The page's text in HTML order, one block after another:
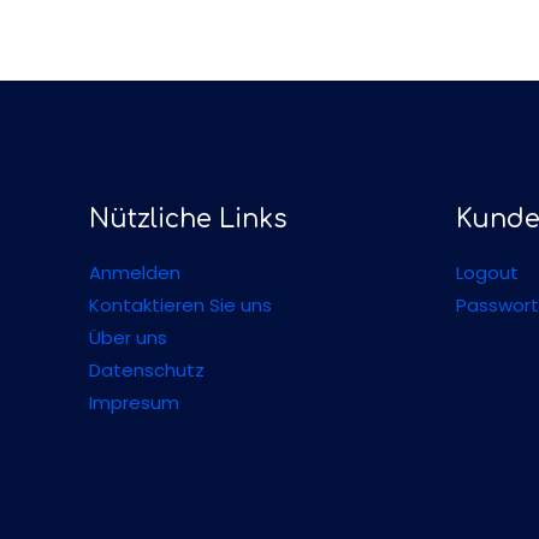
Nützliche Links
Anmelden
Kontaktieren Sie uns
Über uns
Datenschutz
Impresum
Logout